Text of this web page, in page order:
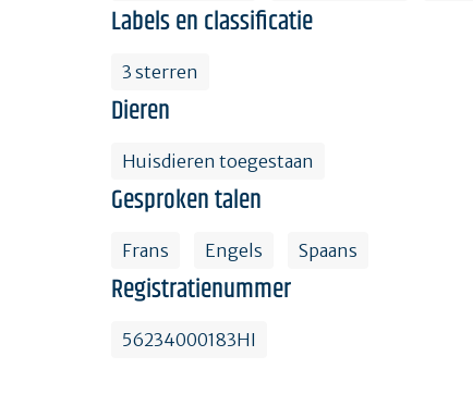
Labels en classificatie
3 sterren
Dieren
Huisdieren toegestaan
Gesproken talen
Frans Engels Spaans
Registratienummer
56234000183HI